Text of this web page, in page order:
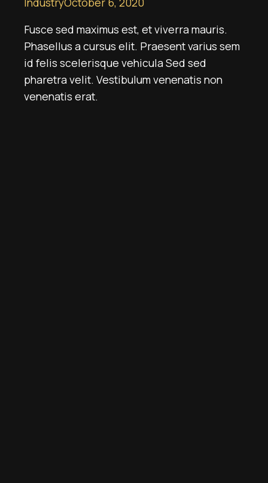
Fusce sed maximus est, et viverra mauris.
Phasellus a cursus elit. Praesent varius sem
id felis scelerisque vehicula Sed sed
pharetra velit. Vestibulum venenatis non
venenatis erat.